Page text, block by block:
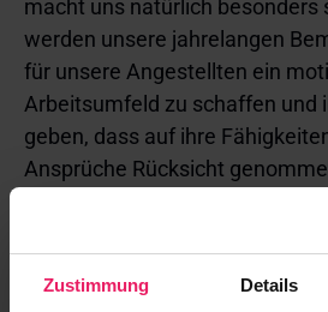
Zustimmung Details
macht uns natürlich besonders
werden unsere jahrelangen
für unsere Angestellten ein
Arbeitsumfeld zu schaffen und
geben, dass auf ihre
Ansprüche Rücksicht
allen, die uns auf diese Weise
ausgesprochen haben und
bereichern werden.